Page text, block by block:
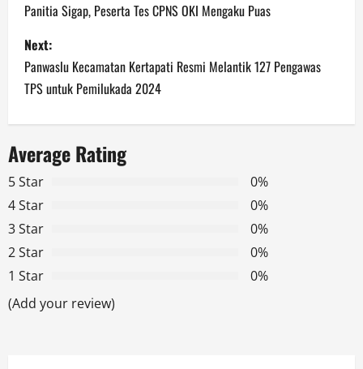
o
s
t
n
a
v
i
g
a
Panitia Sigap, Peserta Tes CPNS OKI Mengaku Puas
Next:
Panwaslu Kecamatan Kertapati Resmi Melantik 127 Pengawas
TPS untuk Pemilukada 2024
Average Rating
5 Star
0%
4 Star
0%
3 Star
0%
2 Star
0%
1 Star
0%
(Add your review)